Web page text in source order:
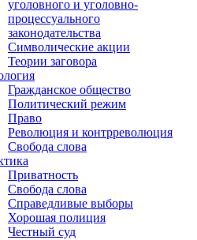
уголовного и уголовно-
процессуального
законодательства
Символические акции
Теории заговора
Гражданское общество
Политический режим
Право
Революция и контрреволюция
Свобода слова
Приватность
Свобода слова
Справедливые выборы
Хорошая полиция
Честный суд